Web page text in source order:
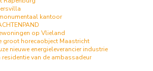
kantoor
op Vlieland
groot horecaobject Maastricht
nieuwe energieleverancier industrie
van de ambassadeur